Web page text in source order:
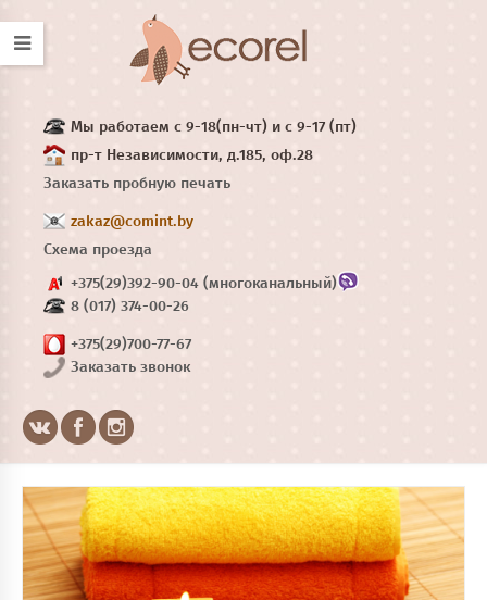
Мы работаем с 9-18(пн-чт) и с 9-17 (пт)
пр-т Независимости, д.185, оф.28
Заказать пробную печать
zakaz@comint.by
Схема проезда
+375(29)392-90-04 (многоканальный)
8 (017) 374-00-26
+375(29)700-77-67
Заказать звонок